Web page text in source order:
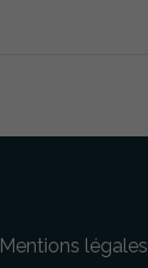
Mentions légales